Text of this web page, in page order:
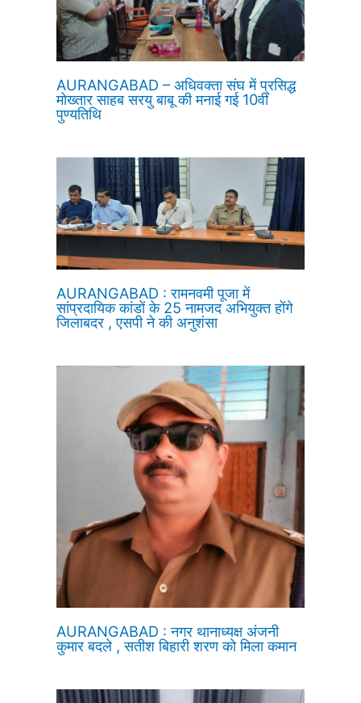
AURANGABAD – अधिवक्ता संघ में प्रसिद्ध
मोख्तार साहब सरयु बाबू की मनाई गई 10वीं
पुण्यतिथि
AURANGABAD : रामनवमी पूजा में
सांप्रदायिक कांडों के 25 नामजद अभियुक्त होंगे
जिलाबदर , एसपी ने की अनुशंसा
AURANGABAD : नगर थानाध्यक्ष अंजनी
कुमार बदले , सतीश बिहारी शरण को मिला कमान